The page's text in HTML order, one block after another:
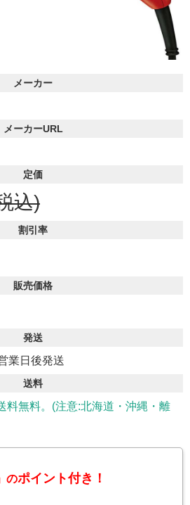
メーカー
メーカーURL
定価
込)
割引率
販売価格
発送
業日後発送
送料
料無料。(注意:北海道・沖縄・離
のポイント付き！